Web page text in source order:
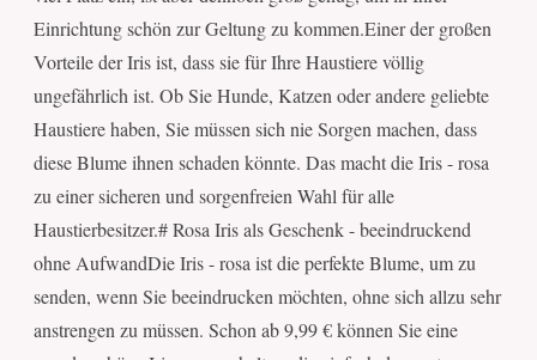
Einrichtung schön zur Geltung zu kommen.Einer der großen
Vorteile der Iris ist, dass sie für Ihre Haustiere völlig
ungefährlich ist. Ob Sie Hunde, Katzen oder andere geliebte
Haustiere haben, Sie müssen sich nie Sorgen machen, dass
diese Blume ihnen schaden könnte. Das macht die Iris - rosa
zu einer sicheren und sorgenfreien Wahl für alle
Haustierbesitzer.# Rosa Iris als Geschenk - beeindruckend
ohne AufwandDie Iris - rosa ist die perfekte Blume, um zu
senden, wenn Sie beeindrucken möchten, ohne sich allzu sehr
anstrengen zu müssen. Schon ab 9,99 € können Sie eine